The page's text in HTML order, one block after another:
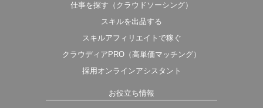
仕事を探す（クラウドソーシング）
スキルを出品する
スキルアフィリエイトで稼ぐ
クラウディアPRO（高単価マッチング）
採用オンラインアシスタント
お役立ち情報